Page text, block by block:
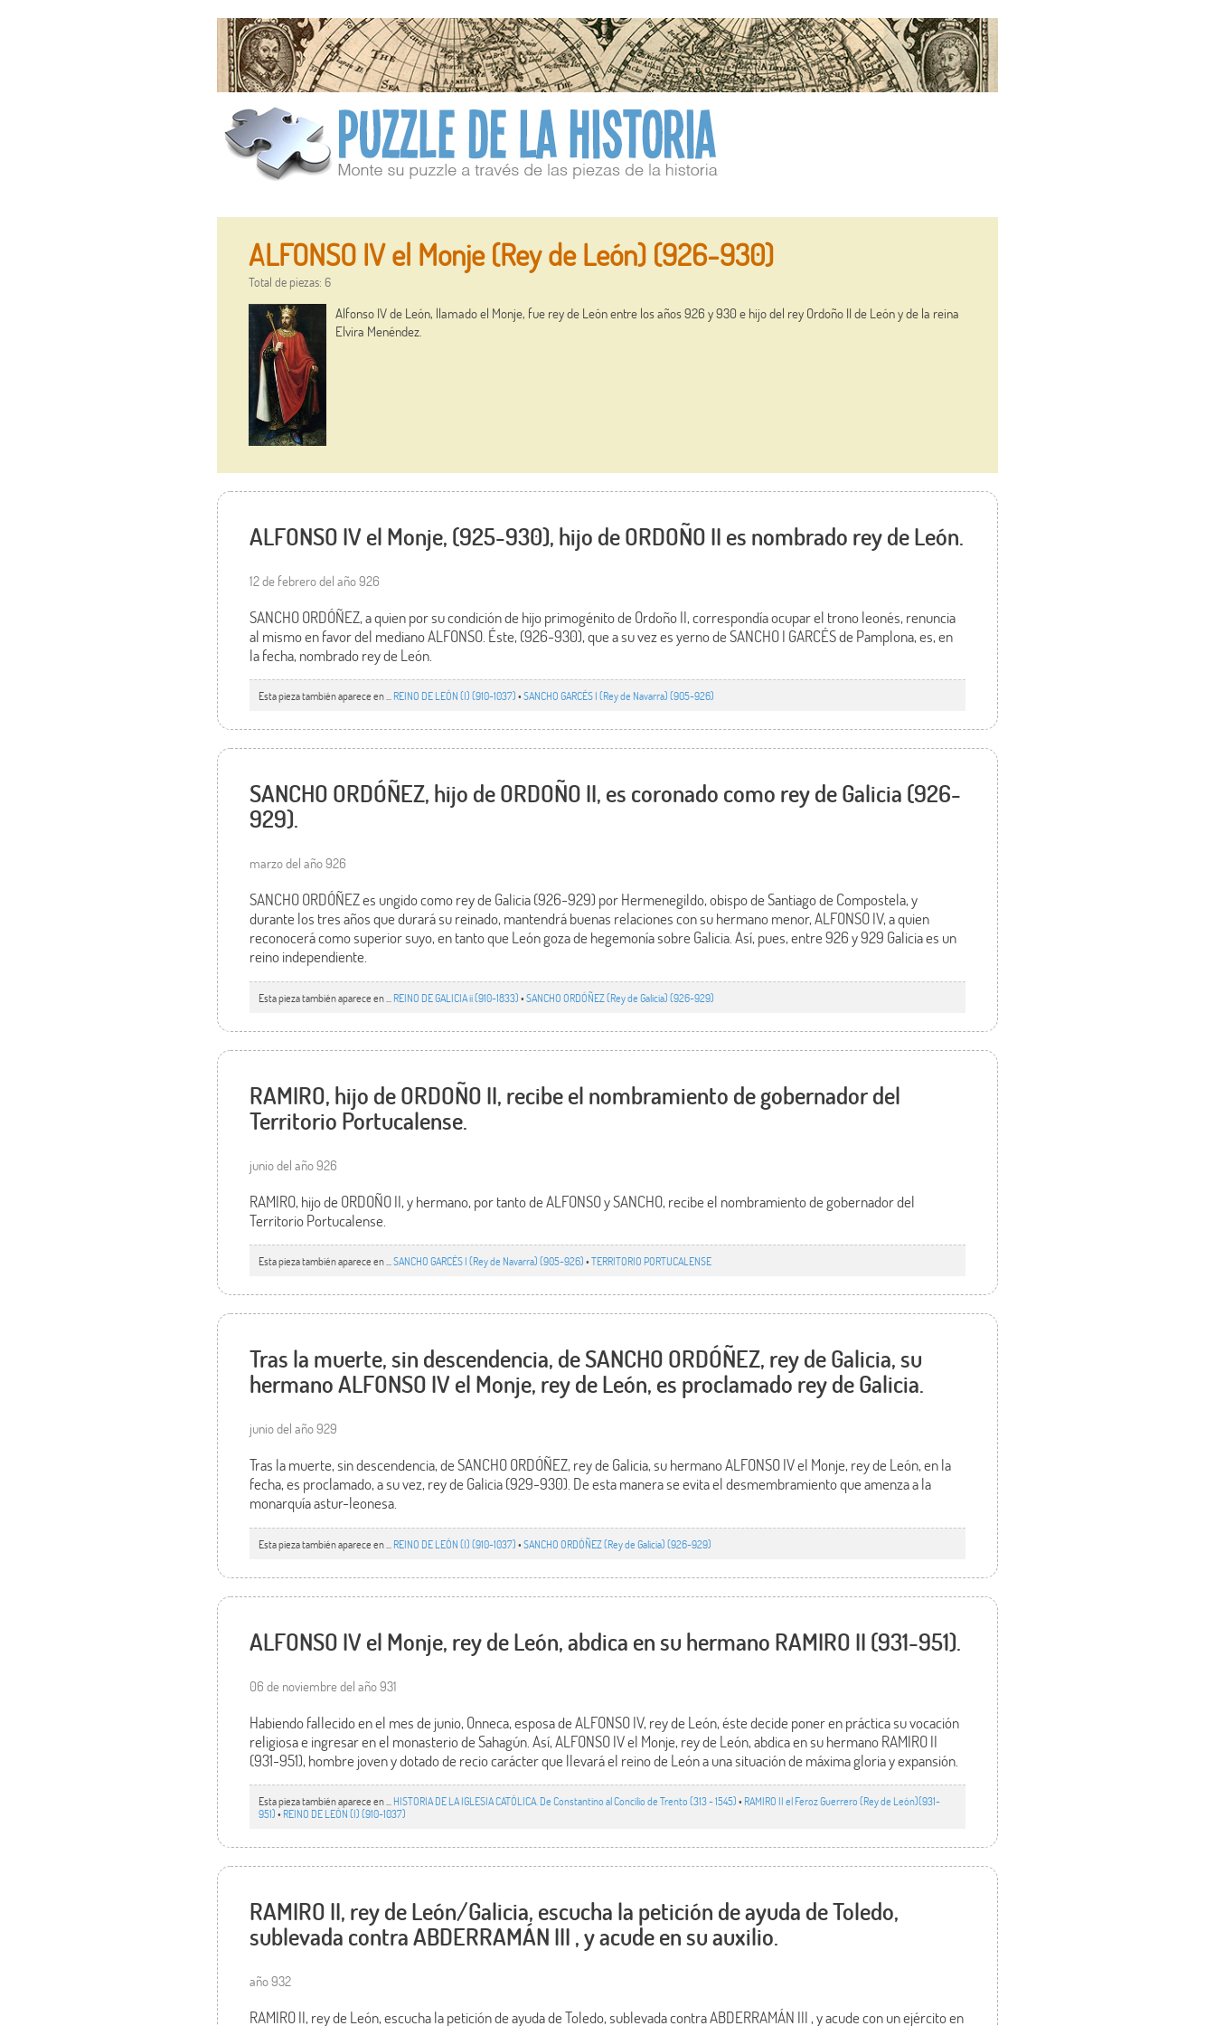
ALFONSO IV el Monje (Rey de León) (926-930)
Total de piezas: 6
Alfonso IV de León, llamado el Monje, fue rey de León entre los años 926 y 930 e hijo del rey Ordoño II de León y de la reina
Elvira Menéndez.
ALFONSO IV el Monje, (925-930), hijo de ORDOÑO II es nombrado rey de León.
12 de febrero del año 926
SANCHO ORDÓÑEZ, a quien por su condición de hijo primogénito de Ordoño II, correspondía ocupar el trono leonés, renuncia
al mismo en favor del mediano ALFONSO. Éste, (926-930), que a su vez es yerno de SANCHO I GARCÉS de Pamplona, es, en
la fecha, nombrado rey de León.
Esta pieza también aparece en ...REINO DE LEÓN (I) (910-1037)•SANCHO GARCÉS I (Rey de Navarra) (905-926)
SANCHO ORDÓÑEZ, hijo de ORDOÑO II, es coronado como rey de Galicia (926-
929).
marzo del año 926
SANCHO ORDÓÑEZ es ungido como rey de Galicia (926-929) por Hermenegildo, obispo de Santiago de Compostela, y
durante los tres años que durará su reinado, mantendrá buenas relaciones con su hermano menor, ALFONSO IV, a quien
reconocerá como superior suyo, en tanto que León goza de hegemonía sobre Galicia. Así, pues, entre 926 y 929 Galicia es un
reino independiente.
Esta pieza también aparece en ... REINO DE GALICIA ii (910-1833)•SANCHO ORDÓÑEZ (Rey de Galicia) (926-929)
RAMIRO, hijo de ORDOÑO II, recibe el nombramiento de gobernador del
Territorio Portucalense.
junio del año 926
RAMIRO, hijo de ORDOÑO II, y hermano, por tanto de ALFONSO y SANCHO, recibe el nombramiento de gobernador del
Territorio Portucalense.
Esta pieza también aparece en ...SANCHO GARCÉS I (Rey de Navarra) (905-926)•TERRITORIO PORTUCALENSE
Tras la muerte, sin descendencia, de SANCHO ORDÓÑEZ, rey de Galicia, su
hermano ALFONSO IV el Monje, rey de León, es proclamado rey de Galicia.
junio del año 929
Tras la muerte, sin descendencia, de SANCHO ORDÓÑEZ, rey de Galicia, su hermano ALFONSO IV el Monje, rey de León, en la
fecha, es proclamado, a su vez, rey de Galicia (929-930). De esta manera se evita el desmembramiento que amenza a la
monarquía astur-leonesa.
Esta pieza también aparece en ... REINO DE LEÓN (I) (910-1037)•SANCHO ORDÓÑEZ (Rey de Galicia) (926-929)
ALFONSO IV el Monje, rey de León, abdica en su hermano RAMIRO II (931-951).
06 de noviembre del año 931
Habiendo fallecido en el mes de junio, Onneca, esposa de ALFONSO IV, rey de León, éste decide poner en práctica su vocación
religiosa e ingresar en el monasterio de Sahagún. Así, ALFONSO IV el Monje, rey de León, abdica en su hermano RAMIRO II
(931-951), hombre joven y dotado de recio carácter que llevará el reino de León a una situación de máxima gloria y expansión.
Esta pieza también aparece en ...HISTORIA DE LA IGLESIA CATÓLICA. De Constantino al Concilio de Trento (313 - 1545)• RAMIRO II el Feroz Guerrero (Rey de León)(931-
951)• REINO DE LEÓN (I) (910-1037)
RAMIRO II, rey de León/Galicia, escucha la petición de ayuda de Toledo,
sublevada contra ABDERRAMÁN III , y acude en su auxilio.
año 932
RAMIRO II, rey de León, escucha la petición de ayuda de Toledo, sublevada contra ABDERRAMÁN III , y acude con un ejército en